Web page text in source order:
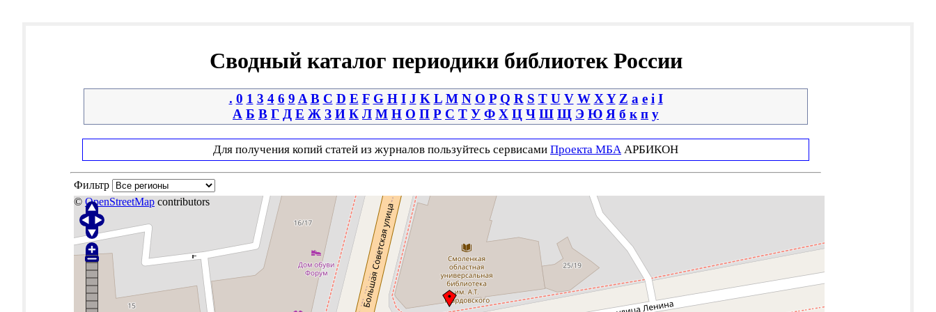
Сводный каталог периодики библиотек России
. 0 1 3 4 6 9 A B C D E F G H I J K L M N O P Q R S T U V W X Y Z a e i І
А Б В Г Д Е Ж З И К Л М Н О П Р С Т У Ф Х Ц Ч Ш Щ Э Ю Я б к п у
Для получения копий статей из журналов пользуйтесь сервисами Проекта МБА АРБИКОН
Фильтр
© OpenStreetMap contributors